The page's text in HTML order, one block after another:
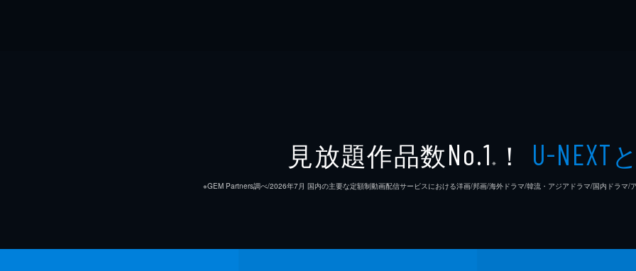
見放題作品数No.1 ※ ！ U-NEXT
※GEM Partners調べ/2026年7⽉ 国内の主要な定額制動画配信サービスにおける洋画/邦画/海外ドラマ/韓流・アジアドラマ/国内ドラマ/